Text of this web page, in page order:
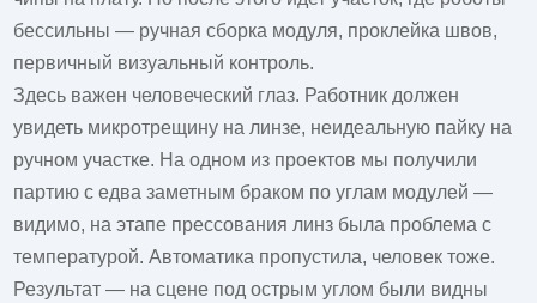
бессильны — ручная сборка модуля, проклейка швов,
первичный визуальный контроль.
Здесь важен человеческий глаз. Работник должен
увидеть микротрещину на линзе, неидеальную пайку на
ручном участке. На одном из проектов мы получили
партию с едва заметным браком по углам модулей —
видимо, на этапе прессования линз была проблема с
температурой. Автоматика пропустила, человек тоже.
Результат — на сцене под острым углом были видны